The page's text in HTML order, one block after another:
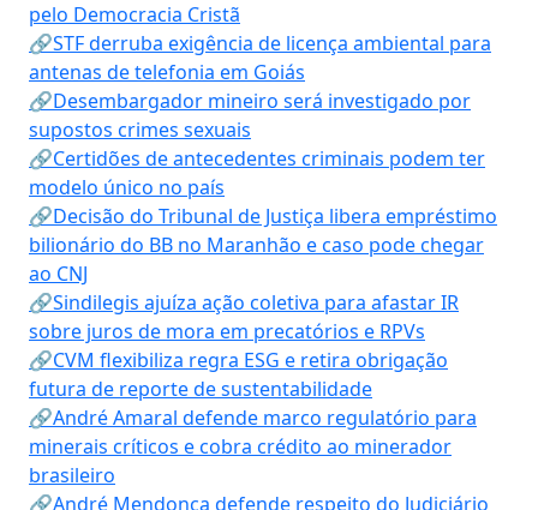
pelo Democracia Cristã
🔗STF derruba exigência de licença ambiental para
antenas de telefonia em Goiás
🔗Desembargador mineiro será investigado por
supostos crimes sexuais
🔗Certidões de antecedentes criminais podem ter
modelo único no país
🔗Decisão do Tribunal de Justiça libera empréstimo
bilionário do BB no Maranhão e caso pode chegar
ao CNJ
🔗Sindilegis ajuíza ação coletiva para afastar IR
sobre juros de mora em precatórios e RPVs
🔗CVM flexibiliza regra ESG e retira obrigação
futura de reporte de sustentabilidade
🔗André Amaral defende marco regulatório para
minerais críticos e cobra crédito ao minerador
brasileiro
🔗André Mendonça defende respeito do Judiciário